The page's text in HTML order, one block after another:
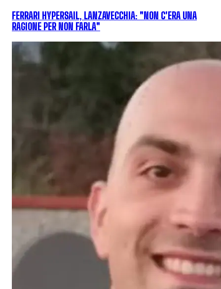
FERRARI HYPERSAIL, LANZAVECCHIA: "NON C'ERA UNA
RAGIONE PER NON FARLA"